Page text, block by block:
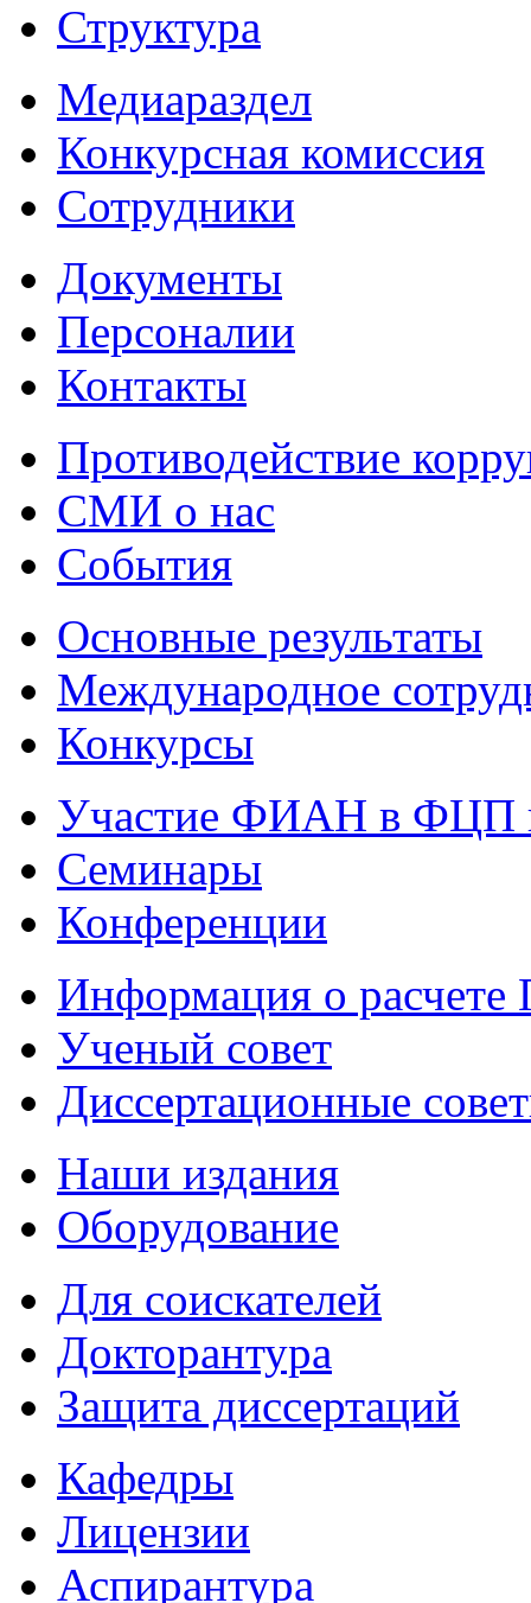
Структура
Медиараздел
Конкурсная комиссия
Сотрудники
Документы
Персоналии
Контакты
Противодействие
СМИ о нас
События
Основные результаты
Международное
Конкурсы
Участие ФИАН в ФЦП
Семинары
Конференции
Информация о
Ученый совет
Диссертационные
Наши издания
Оборудование
Для соискателей
Докторантура
Защита диссертаций
Кафедры
Лицензии
Аспирантура